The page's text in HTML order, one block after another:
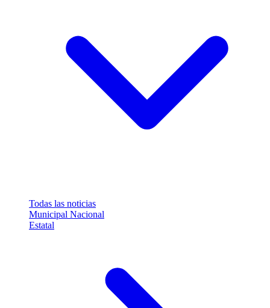
Todas las noticias
Municipal Nacional
Estatal